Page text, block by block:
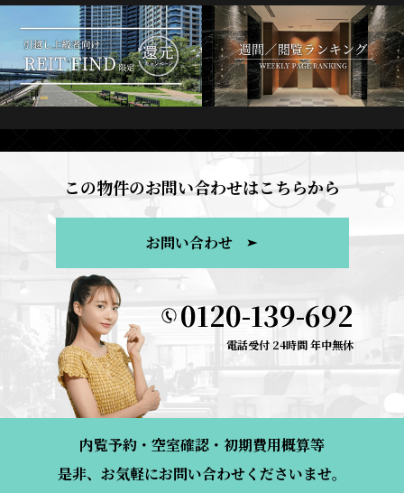
この物件のお問い合わせはこちらから
お問い合わせ
0120-139-692
電話受付 24時間 年中無休
内覧予約・空室確認・初期費用概算等
是非、お気軽にお問い合わせくださいませ。